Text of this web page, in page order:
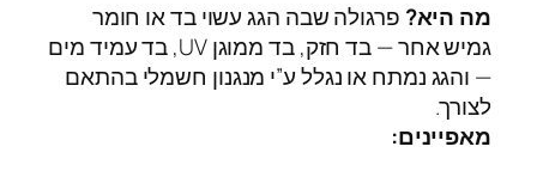
מה היא? פרגולה שבה הגג עשוי בד או חומר
גמיש אחר — בד חזק, בד ממוגן UV, בד עמיד מים
— והגג נמתח או נגלל ע”י מנגנון חשמלי בהתאם
לצורך.
מאפיינים: